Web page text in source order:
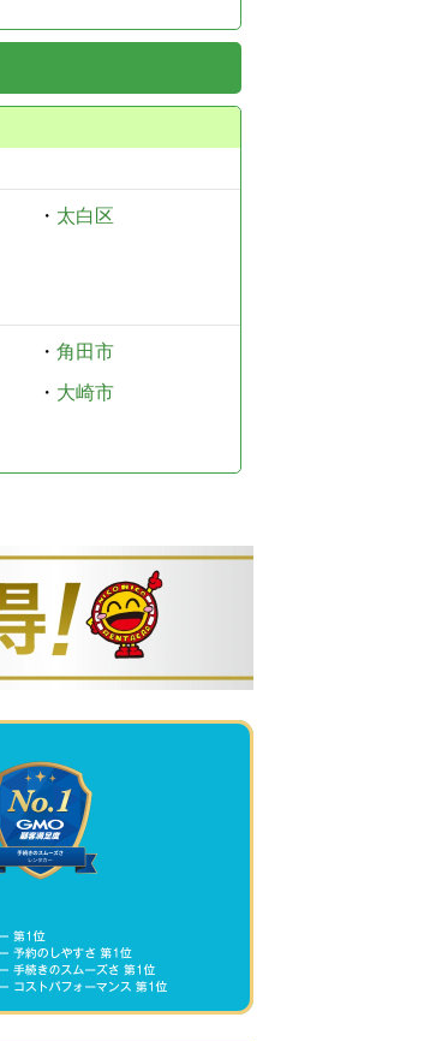
・ 太白区
・ 角田市
・ 大崎市